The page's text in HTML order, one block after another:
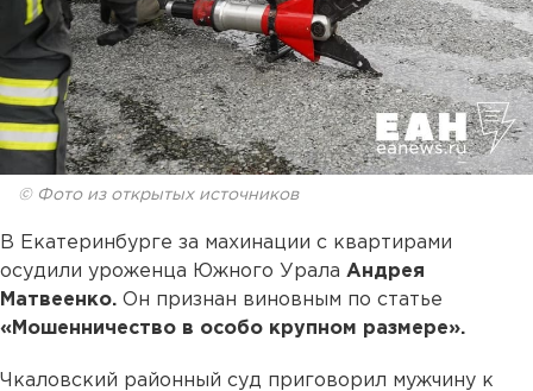
© Фото из открытых источников
В Екатеринбурге за махинации с квартирами
осудили уроженца Южного Урала Андрея
Матвеенко. Он признан виновным по статье
«Мошенничество в особо крупном размере».
Чкаловский районный суд приговорил мужчину к